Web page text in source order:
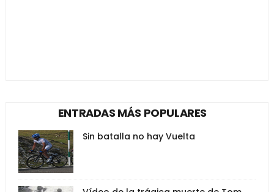
ENTRADAS MÁS POPULARES
Sin batalla no hay Vuelta